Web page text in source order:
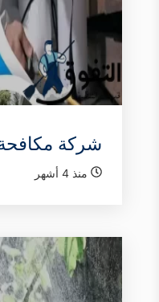
شركة
منذ 4 أشهر